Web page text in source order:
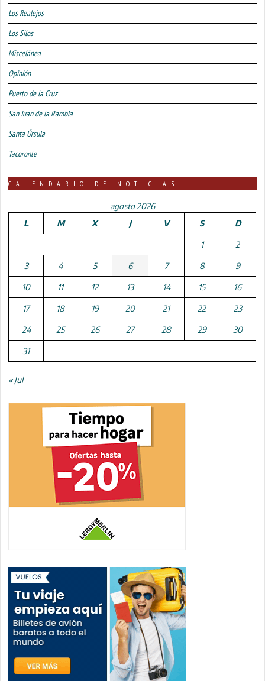
Los Realejos
Los Silos
Miscelánea
Opinión
Puerto de la Cruz
San Juan de la Rambla
Santa Úrsula
Tacoronte
CALENDARIO DE NOTICIAS
agosto 2026
L
M X J V S D
1 2
3 4 5 6 7 8 9
10 11 12 13 14 15 16
17 18 19 20 21 22 23
24 25 26 27 28 29 30
31
« Jul